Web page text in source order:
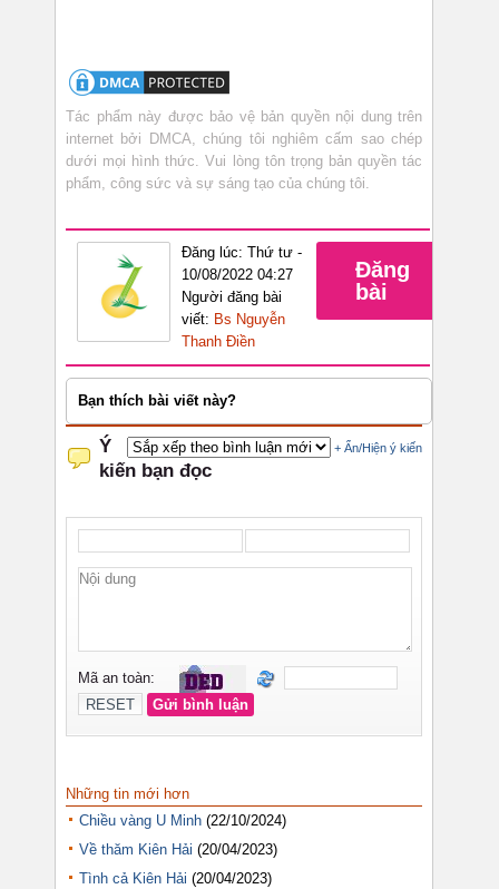
Tác phẩm này được bảo vệ bản quyền nội dung trên
internet bởi DMCA, chúng tôi nghiêm cấm sao chép
dưới mọi hình thức. Vui lòng tôn trọng bản quyền tác
phẩm, công sức và sự sáng tạo của chúng tôi.
Đăng lúc: Thứ tư -
10/08/2022 04:27
Người đăng bài
viết: Bs Nguyễn
Thanh Điền
Đăng
bài
Bạn thích bài viết này?
Những tin mới hơn
Chiều vàng U Minh (22/10/2024)
Về thăm Kiên Hải (20/04/2023)
Tình cả Kiên Hải (20/04/2023)